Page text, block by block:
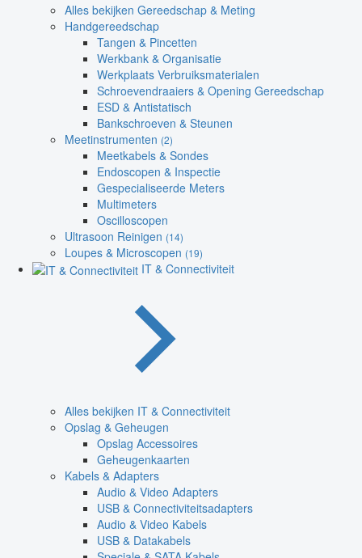
Alles bekijken Gereedschap & Meting
Handgereedschap
Tangen & Pincetten
Werkbank & Organisatie
Werkplaats Verbruiksmaterialen
Schroevendraaiers & Opening Gereedschap
ESD & Antistatisch
Bankschroeven & Steunen
Meetinstrumenten (2)
Meetkabels & Sondes
Endoscopen & Inspectie
Gespecialiseerde Meters
Multimeters
Oscilloscopen
Ultrasoon Reinigen (14)
Loupes & Microscopen (19)
IT & Connectiviteit
Alles bekijken IT & Connectiviteit
Opslag & Geheugen
Opslag Accessoires
Geheugenkaarten
Kabels & Adapters
Audio & Video Adapters
USB & Connectiviteitsadapters
Audio & Video Kabels
USB & Datakabels